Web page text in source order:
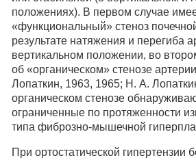
положениях). В первом случае
«функциональный» стеноз
результате натяжения и перегиба
вертикальном положении, во
об «органическом» стенозе
Лопаткин, 1963, 1965; Н. А.
органическом стенозе
ограниченные по протяженности
типа фиброзно-мышечной
При ортостатической гипертензии